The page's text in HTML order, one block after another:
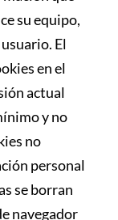
su equipo,
El
en el
actual
y no
no
personal
se borran
navegador